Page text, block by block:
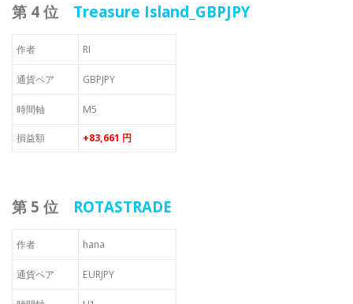
第 4 位 Treasure Island_GBPJPY
作者 RI
通貨ペア GBPJPY
時間軸 M5
損益額 +83,661 円
第 5 位 ROTASTRADE
作者 hana
通貨ペア EURJPY